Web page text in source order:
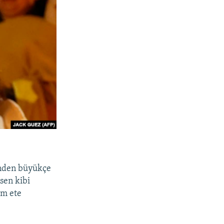
büyükçe
kibi
ete